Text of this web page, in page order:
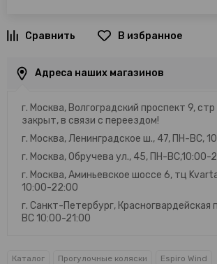
В избранное
Адреса наших магазинов
г. Москва, Волгоградский проспект 9,
закрыт, в связи с переездом!
г. Москва, Ленинградское ш., 47, ПН-ВС,
г. Москва, Обручева ул., 45, ПН-ВС,10:00-
г. Москва, Аминьевское шоссе 6, тц
10:00-22:00
г. Санкт-Петербург,
ВС 10:00-21:00
Каталог Прогулочные коляски Espiro Wind